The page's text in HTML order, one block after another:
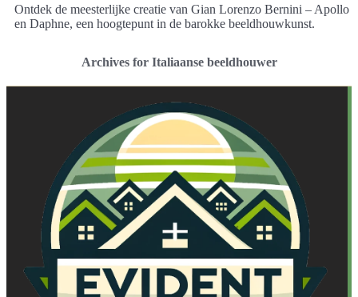
Ontdek de meesterlijke creatie van Gian Lorenzo Bernini – Apollo
en Daphne, een hoogtepunt in de barokke beeldhouwkunst.
Archives for Italiaanse beeldhouwer